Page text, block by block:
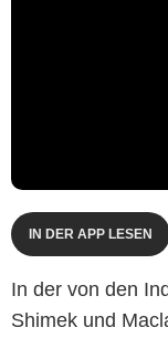
IN DER APP LESEN
In der von den
Shimek und